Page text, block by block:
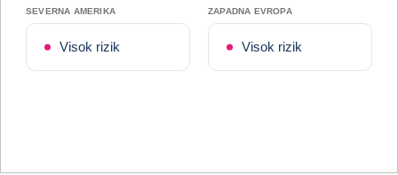
SEVERNA AMERIKA
Visok rizik
ZAPADNA EVROPA
Visok rizik